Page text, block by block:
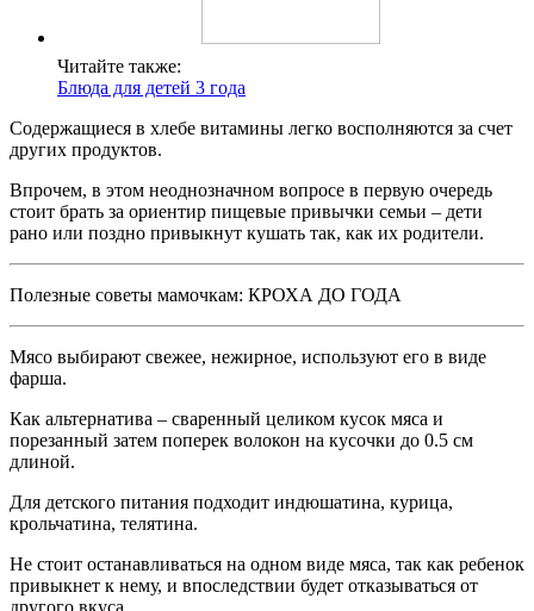
Читайте также:
Блюда для детей 3 года
Содержащиеся в хлебе витамины легко восполняются за счет
других продуктов.
Впрочем, в этом неоднозначном вопросе в первую очередь
стоит брать за ориентир пищевые привычки семьи – дети
рано или поздно привыкнут кушать так, как их родители.
Полезные советы мамочкам: КРОХА ДО ГОДА
Мясо выбирают свежее, нежирное, используют его в виде
фарша.
Как альтернатива – сваренный целиком кусок мяса и
порезанный затем поперек волокон на кусочки до 0.5 см
длиной.
Для детского питания подходит индюшатина, курица,
крольчатина, телятина.
Не стоит останавливаться на одном виде мяса, так как ребенок
привыкнет к нему, и впоследствии будет отказываться от